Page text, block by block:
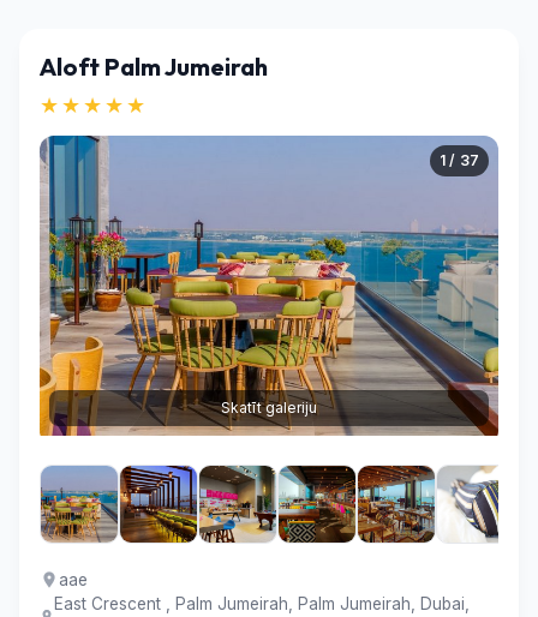
Aloft Palm Jumeirah
★★★★★
1 / 37
Skatīt galeriju
aae
East Crescent , Palm Jumeirah, Palm Jumeirah, Dubai,